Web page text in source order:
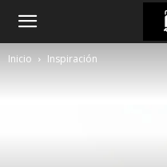
Inicio Inspiración